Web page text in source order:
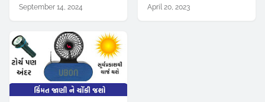
September 14, 2024 April 20, 2023